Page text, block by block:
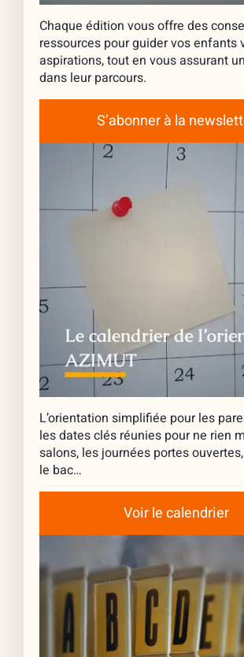
Chaque édition vous offre des
ressources pour guider vos enfants
aspirations, tout en vous assurant
dans leur parcours.
S’abonner à la
L’orientation simplifiée pour les
les dates clés réunies pour ne rien
salons, les journées portes
le bac…
Voir le calendrier